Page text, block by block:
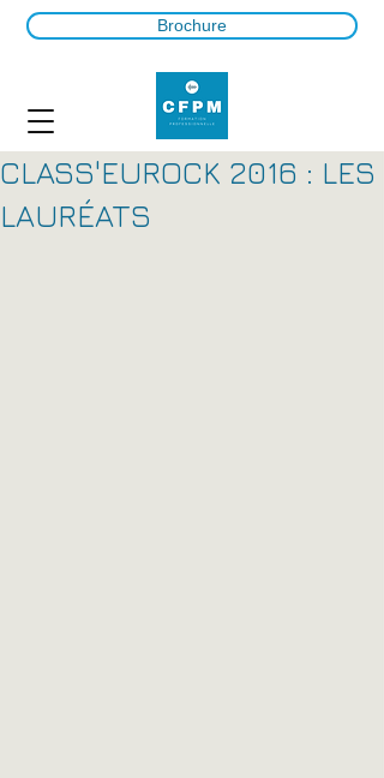
Brochure
CLASS'EUROCK 2016 : LES
LAURÉATS